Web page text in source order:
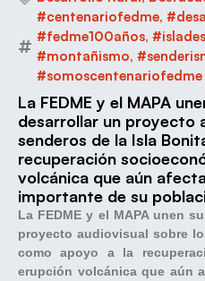
#centenariofedme,
#fedme100años,
#montañismo,
#somoscentenariofedme
La FEDME y el MAPA
desarrollar un proyecto
senderos de la Isla
recuperación
volcánica que aún
importante de su
La FEDME y el MAPA unen
proyecto audiovisual sobre
como apoyo a la
erupción volcánica que aún